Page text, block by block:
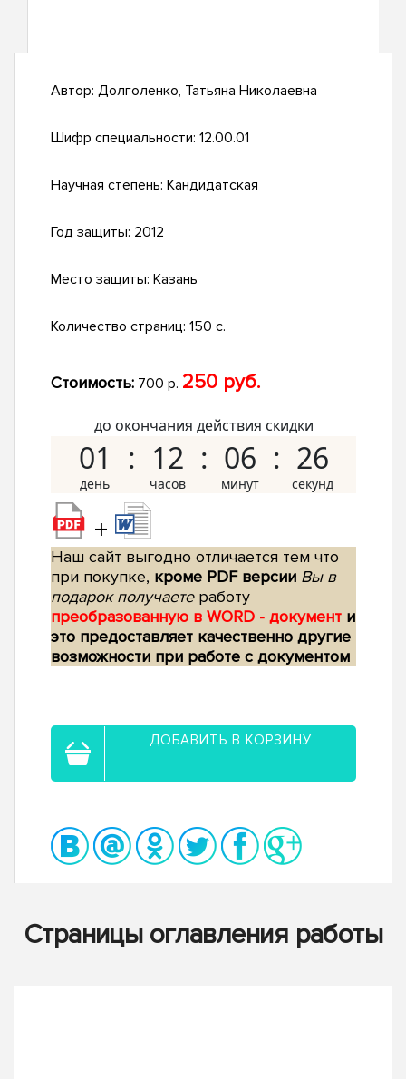
Автор: Долголенко, Татьяна Николаевна
Шифр специальности: 12.00.01
Научная степень: Кандидатская
Год защиты: 2012
Место защиты: Казань
Количество страниц: 150 с.
Стоимость: 700 р.250 руб.
до окончания действия скидки
01 12 06 25
+
Наш сайт выгодно отличается тем что
при покупке, кроме PDF версии Вы в
подарок получаетеработу
преобразованную в WORD - документ и
это предоставляет качественно другие
возможности при работе с документом
ДОБАВИТЬ В КОРЗИНУ
Страницы оглавления работы